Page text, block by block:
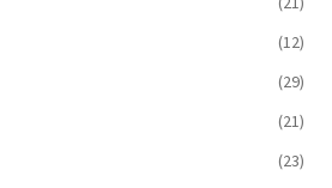
(12)
(29)
(21)
(23)